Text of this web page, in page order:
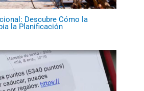
Descubre Cómo la
la Planificación